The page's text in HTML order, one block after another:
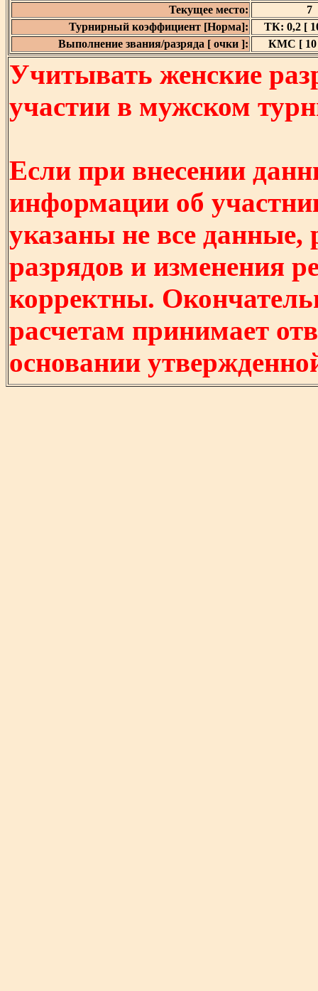
Текущее место:
7
Турнирный коэффициент [Норма]:
ТК: 0,2 [
Выполнение звания/разряда [ очки ]:
КМС [ 10
Учитывать женские
участии в мужском
Если при внесении
информации об
указаны не все
разрядов и изменения
корректны.
расчетам принимает
основании